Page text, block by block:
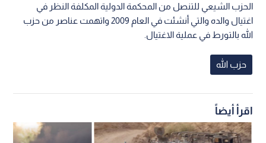
الحزب الشيعي للتنصل من المحكمة الدولية المكلفة النظر في
اغتيال والده والتي أنشئت في العام 2009 واتهمت عناصر من حزب
الله بالتورط في عملية الاغتيال.
حزب الله
اقرأ أيضاً